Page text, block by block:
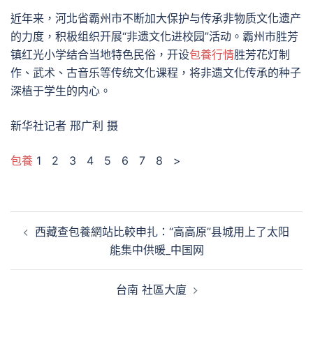
近年来，河北省霸州市不断加大保护与传承非物质文化遗产
的力度，积极组织开展“非遗文化进校园”活动。霸州市胜芳
镇红光小学结合当地特色民俗，开设包養行情胜芳花灯制
作、武术、古音乐等传统文化课程，将非遗文化传承的种子
深植于学生的内心。
新华社记者 邢广利 摄
包養 1 2 3 4 5 6 7 8 >
章
西藏查包養網站比較申扎：“高高原”县城用上了太阳
能集中供暖_中国网
台南 社區大廈